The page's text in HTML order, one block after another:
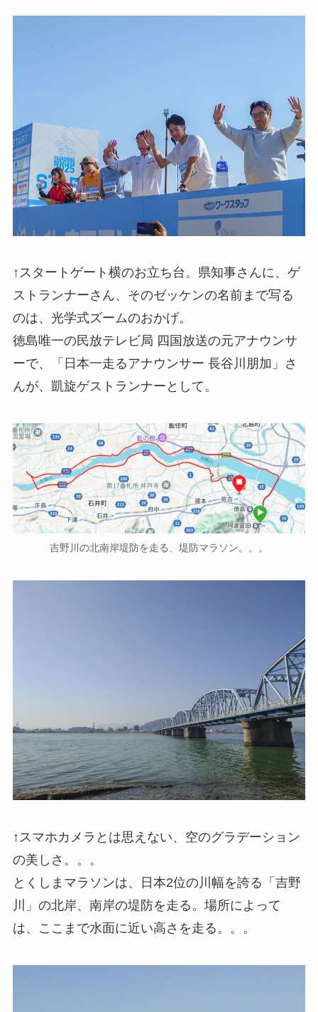
↑スタートゲート横のお立ち台。県知事さんに、ゲ
ストランナーさん、そのゼッケンの名前まで写る
のは、光学式ズームのおかげ。
徳島唯一の民放テレビ局 四国放送の元アナウンサ
ーで、「日本一走るアナウンサー 長谷川朋加」さ
んが、凱旋ゲストランナーとして。
吉野川の北南岸堤防を走る、堤防マラソン。。。
↑スマホカメラとは思えない、空のグラデーション
の美しさ。。。
とくしまマラソンは、日本2位の川幅を誇る「吉野
川」の北岸、南岸の堤防を走る。場所によって
は、ここまで水面に近い高さを走る。。。